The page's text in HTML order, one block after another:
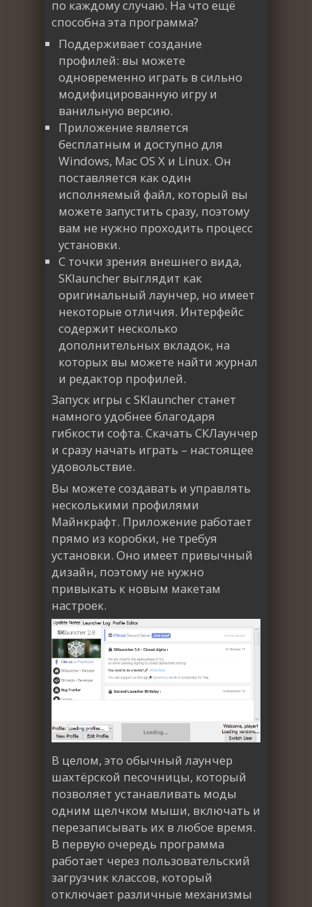
по каждому случаю. На что ещё
способна эта программа?
Поддерживает создание
профилей: вы можете
одновременно играть в сильно
модифицированную игру и
ванильную версию.
Приложение является
бесплатным и доступно для
Windows, Mac OS X и Linux. Он
поставляется как один
исполняемый файл, который вы
можете запустить сразу, поэтому
вам не нужно проходить процесс
установки.
С точки зрения внешнего вида,
SKlauncher выглядит как
оригинальный лаунчер, но имеет
некоторые отличия. Интерфейс
содержит несколько
дополнительных вкладок, на
которых вы можете найти журнал
и редактор профилей.
Запуск игры с SKlauncher станет
намного удобнее благодаря
гибкости софта. Скачать СКЛаунчер
и сразу начать играть – настоящее
удовольствие.
Вы можете создавать и управлять
несколькими профилями
Майнкрафт. Приложение работает
прямо из коробки, не требуя
установки. Оно имеет привычный
дизайн, поэтому не нужно
привыкать к новым макетам
настроек.
В целом, это обычный лаунчер
шахтёрской песочницы, который
позволяет устанавливать моды
одним щелчком мыши, включать и
перезаписывать их в любое время.
В первую очередь программа
работает через пользовательский
загрузчик классов, который
отключает различные механизмы